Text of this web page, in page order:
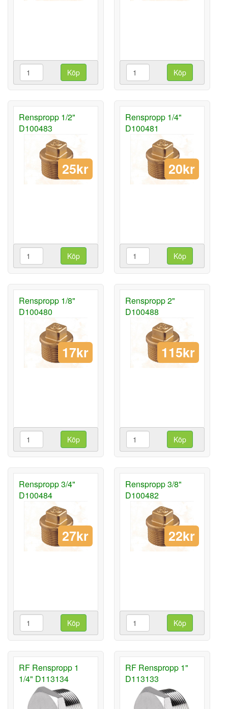
Köp Köp
Renspropp 1/2"
D100483
25kr
Köp
Renspropp 1/4"
D100481
20kr
Köp
Renspropp 1/8"
D100480
17kr
Köp
Renspropp 2"
D100488
115kr
Köp
Renspropp 3/4"
D100484
27kr
Köp
Renspropp 3/8"
D100482
22kr
Köp
RF Renspropp 1
1/4" D113134
RF Renspropp 1"
D113133